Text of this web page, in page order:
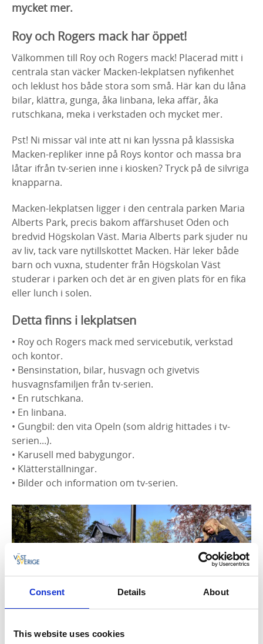
Consent Details About
This website uses cookies
mycket mer.
Roy och Rogers mack har öppet!
Välkommen till Roy och Rogers mack! Placerad mitt i
centrala stan väcker Macken-lekplatsen nyfikenhet
och leklust hos både stora som små. Här kan du låna
bilar, klättra, gunga, åka linbana, leka affär, åka
rutschkana, meka i verkstaden och mycket mer.
Pst! Ni missar väl inte att ni kan lyssna på klassiska
Macken-repliker inne på Roys kontor och massa bra
låtar ifrån tv-serien inne i kiosken? Tryck på de silvriga
knapparna.
Macken-lekplatsen ligger i den centrala parken Maria
Alberts Park, precis bakom affärshuset Oden och
bredvid Högskolan Väst. Maria Alberts park sjuder nu
av liv, tack vare nytillskottet Macken. Här leker både
barn och vuxna, studenter från Högskolan Väst
studerar i parken och det är en given plats för en fika
eller lunch i solen.
Detta finns i lekplatsen
• Roy och Rogers mack med servicebutik, verkstad
och kontor.
• Bensinstation, bilar, husvagn och givetvis
husvagnsfamiljen från tv-serien.
• En rutschkana.
• En linbana.
• Gungbil: den vita Opeln (som aldrig hittades i tv-
serien...).
• Karusell med babygungor.
• Klätterställningar.
• Bilder och information om tv-serien.